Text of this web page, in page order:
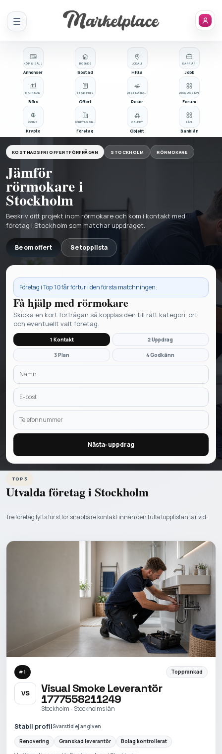
Meny
KÖP & SÄLJ
Annonser
BOENDE
Bostad
OBJEKT
Objekt
BE OM PRIS
Offert
Företag
LÅN
Banklån
MARKNAD
Börs
LOKALT
Hitta
KARRIÄR
Jobb
Resor
COINS
Krypto
DISKUSSION
Forum
KOSTNADSFRI OFFERTFÖRFRÅGAN STOCKHOLM RÖRMOKARE
Jämför
rörmokare i
Stockholm
Beskriv ditt projekt inom rörmokare och kom i kontakt med
företag i Stockholm som matchar uppdraget.
Be om offert Se topplista
Företag iTop 10får förtur i den första matchningen.
Få hjälp medrörmokare
Skicka en kort förfrågan så kopplas den till rätt kategori, ort
och eventuellt valt företag.
1 Kontakt 2 Uppdrag
3 Plan 4 Godkänn
Nästa: uppdrag
TOP 3
Utvalda företag i Stockholm
Tre företag lyfts först för snabbare kontakt innan den fulla topplistan tar vid.
#1 Topprankad
VS Visual Smoke Leverantör
1777558211249
Stockholm - Stockholms län
Stabil profilSvarstid ej angiven
Renovering Granskad leverantör Bolag kontrollerat